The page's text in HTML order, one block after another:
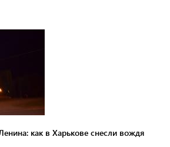
как в Харькове снесли вождя